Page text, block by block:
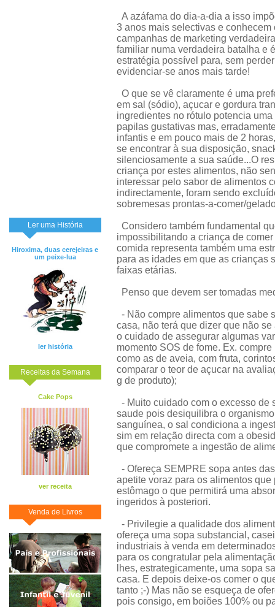
Ler uma História
Hiroxima, duas cerejeiras e
um peixe-lua
ler história
Receitas da Semana
Cake Pops
ver receita
Venda de Livros
A azáfama do dia-a-dia a isso
3 anos mais selectivas e
campanhas de marketing
familiar numa verdadeira batalha e
estratégia possível para, sem
evidenciar-se anos mais tarde!
O que se vê claramente é uma
em sal (sódio), açucar e gordura
ingredientes no rótulo potencia
papilas gustativas mas,
infantis e em pouco mais de 2
se encontrar à sua disposição,
silenciosamente a sua saúde...O
criança por estes alimentos, não
interessar pelo sabor de alimentos
indirectamente, foram sendo
sobremesas prontas-a-comer/
Considero também fundamental
impossibilitando a criança de
comida representa também uma
para as idades em que as crianças
faixas etárias.
Penso que devem ser tomadas
- Não compre alimentos que sabe
casa, não terá que dizer que não
o cuidado de assegurar algumas
momento SOS de fome. Ex.
como as de aveia, com fruta,
comparar o teor de açucar na
g de produto);
- Muito cuidado com o excesso de
saude pois desiquilibra o
sanguínea, o sal condiciona a
sim em relação directa com a
que compromete a ingestão de
- Ofereça SEMPRE sopa antes
apetite voraz para os alimentos
estômago o que permitirá uma
ingeridos à posteriori.
- Privilegie a qualidade dos
ofereça uma sopa substancial,
industriais à venda em
para os congratular pela
lhes, estrategicamente, uma sopa
casa. E depois deixe-os comer o
tanto ;-) Mas não se esqueça de
pois consigo, em boiões 100% ou